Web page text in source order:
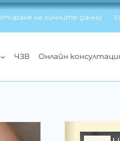
на личните данни
ЧЗВ Онлайн